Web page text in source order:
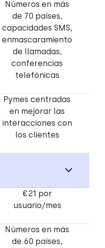
Números en más
de 70 países,
capacidades SMS,
enmascaramiento
de llamadas,
conferencias
telefónicas
Pymes centradas
en mejorar las
interacciones con
los clientes
€21 por
usuario/mes
Números en más
de 60 países,